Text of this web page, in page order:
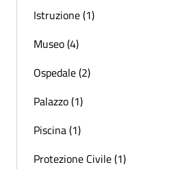
Istruzione (1)
Museo (4)
Ospedale (2)
Palazzo (1)
Piscina (1)
Protezione Civile (1)